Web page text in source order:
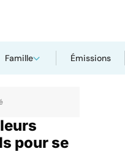
Famille Émissions
pour se